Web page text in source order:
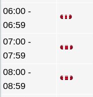
06:00 -
06:59
07:00 -
07:59
08:00 -
08:59